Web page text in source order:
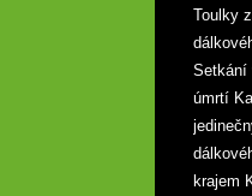
Toulky
Setkání
úmrtí
krajem